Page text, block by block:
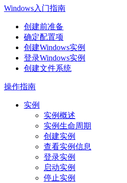
Windows入门指南
创建前准备
确定配置项
创建Windows实例
登录Windows实例
创建文件系统
操作指南
实例
实例概述
实例生命周期
创建实例
查看实例信息
登录实例
启动实例
停止实例